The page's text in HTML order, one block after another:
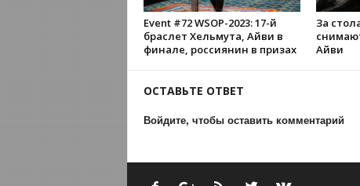
Event #72 WSOP-2023: 17-й
браслет Хельмута, Айви в
финале, россиянин в призах
За
Айви
ОСТАВЬТЕ ОТВЕТ
Войдите, чтобы оставить комментарий